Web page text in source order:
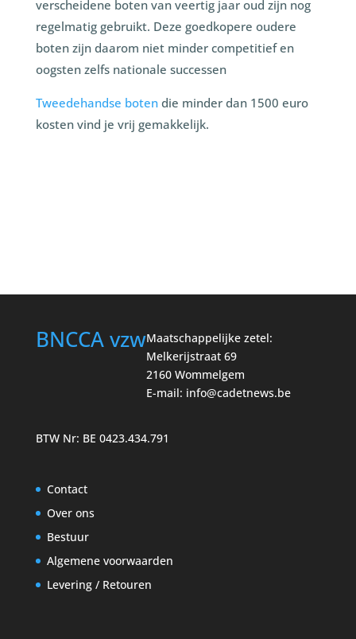
verscheidene boten van veertig jaar oud zijn nog
regelmatig gebruikt. Deze goedkopere oudere
boten zijn daarom niet minder competitief en
oogsten zelfs nationale successen
Tweedehandse botendie minder dan 1500 euro
kosten vind je vrij gemakkelijk.
BNCCA vzwMaatschappelijke zetel:
Melkerijstraat 69
2160 Wommelgem
E-mail: info@cadetnews.be
BTW Nr: BE 0423.434.791
Contact
Over ons
Bestuur
Algemene voorwaarden
Levering / Retouren